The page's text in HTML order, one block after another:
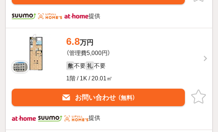
提供
6.8万円
（管理費5,000円）
敷 不要 礼 不要
1階 / 1K / 20.01㎡
お問い合わせ （無料）
提供